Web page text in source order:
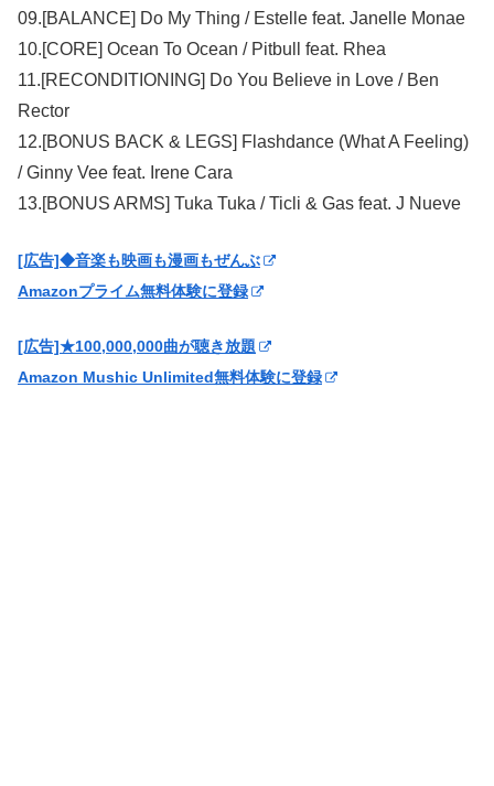
09.[BALANCE] Do My Thing / Estelle feat. Janelle Monae
10.[CORE] Ocean To Ocean / Pitbull feat. Rhea
11.[RECONDITIONING] Do You Believe in Love / Ben
Rector
12.[BONUS BACK & LEGS] Flashdance (What A Feeling)
/ Ginny Vee feat. Irene Cara
13.[BONUS ARMS] Tuka Tuka / Ticli & Gas feat. J Nueve
[広告]◆音楽も映画も漫画もぜんぶ
Amazonプライム無料体験に登録
[広告]★100,000,000曲が聴き放題
Amazon Mushic Unlimited無料体験に登録